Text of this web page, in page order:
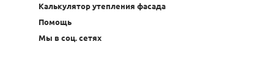
Калькулятор утепления фасада
Помощь
Мы в соц. сетях